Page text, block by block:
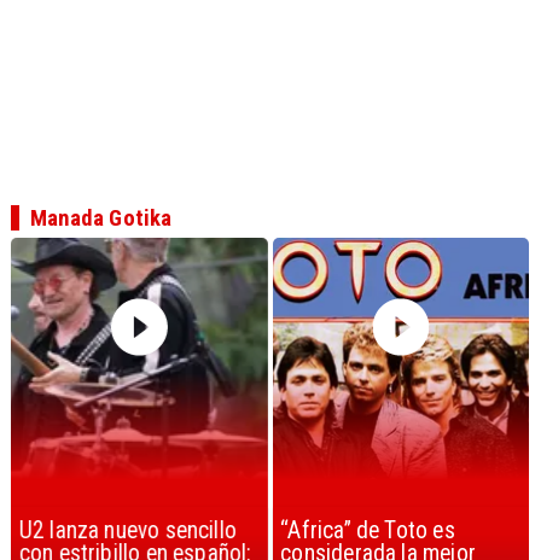
U2 lanza nuevo sencillo
con estribillo en español:
“Africa” de Toto es
considerada la mejor
Manada Gotika